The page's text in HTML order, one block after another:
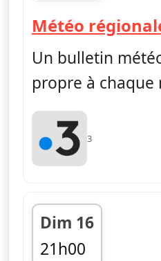
Météo
Un bulletin
propre à chaque
3
Dim 16
21h00